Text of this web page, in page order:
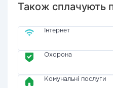
Також сплачують
Інтернет
Охорона
Комунальні послуги